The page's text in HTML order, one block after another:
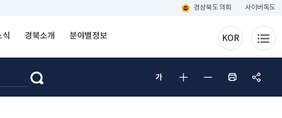
경상북도 의회 사이버독도
식 경북소개 분야별정보 KOR